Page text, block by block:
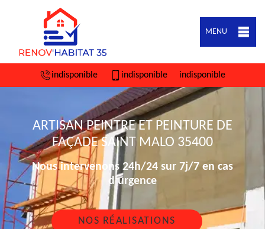
MENU
indisponible indisponible indisponible
ARTISAN PEINTRE ET PEINTURE DE
FAÇADE SAINT MALO 35400
Nous intervenons 24h/24 sur 7j/7 en cas
d'urgence
NOS RÉALISATIONS